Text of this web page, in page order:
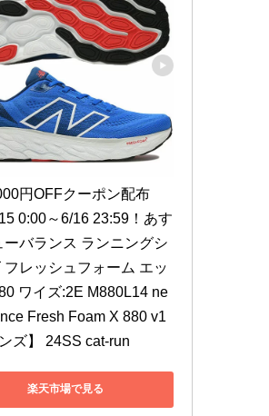
円OFFクーポン配布
0:00～6/16 23:59！あす
ーバランス ランニングシ
フレッシュフォーム エッ
ワイズ:2E M880L14 ne
Fresh Foam X 880 v1
ズ】 24SS cat-run
楽天市場で見る